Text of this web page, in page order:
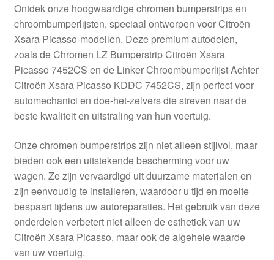
Contact
Kassa
Klachten
Klachtenprocedure
Levering
Mijn account
Over ons
Privacybeleid
Ontdek onze hoogwaardige chromen bumperstrips en
chroombumperlijsten, speciaal ontworpen voor Citroën
Xsara Picasso-modellen. Deze premium autodelen,
zoals de Chromen LZ Bumperstrip Citroën Xsara
Picasso 7452CS en de Linker Chroombumperlijst Achter
Citroën Xsara Picasso KDDC 7452CS, zijn perfect voor
automechanici en doe-het-zelvers die streven naar de
beste kwaliteit en uitstraling van hun voertuig.
Onze chromen bumperstrips zijn niet alleen stijlvol, maar
bieden ook een uitstekende bescherming voor uw
wagen. Ze zijn vervaardigd uit duurzame materialen en
zijn eenvoudig te installeren, waardoor u tijd en moeite
bespaart tijdens uw autoreparaties. Het gebruik van deze
onderdelen verbetert niet alleen de esthetiek van uw
Citroën Xsara Picasso, maar ook de algehele waarde
van uw voertuig.